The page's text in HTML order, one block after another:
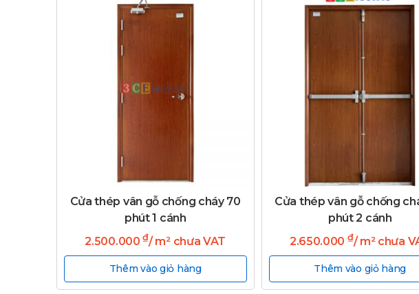
Cửa thép vân gỗ chống cháy 70
phút 1 cánh
2.500.000₫/ m² chưa VAT
Thêm vào giỏ hàng
Cửa thép vân gỗ chống
phút 2 cánh
2.650.000 ₫/ m² chưa
Thêm vào giỏ hàng